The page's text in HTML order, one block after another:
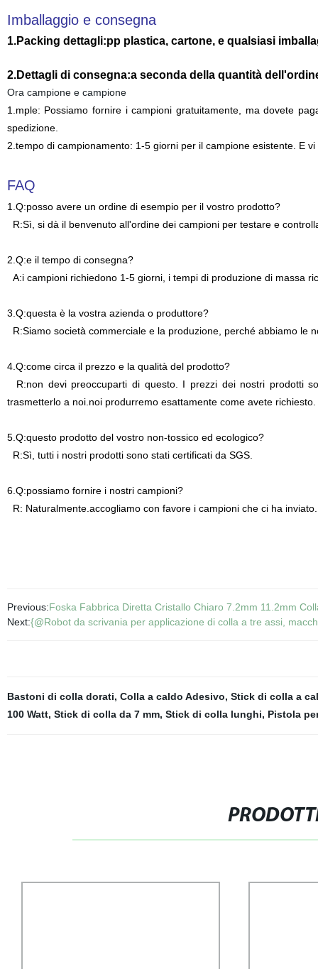
Imballaggio e consegna
1.Packing dettagli:pp plastica, cartone, e qualsiasi
2.Dettagli di consegna:a seconda della quantità
Ora campione e campione
1.mple: Possiamo fornire i campioni gratuitamente, ma dovete
spedizione.
2.tempo di campionamento: 1-5 giorni per il campione esistente. E
FAQ
1.Q:posso avere un ordine di esempio per il vostro prodotto?
R:Sì, si dà il benvenuto all'ordine dei campioni per testare e
2.Q:e il tempo di consegna?
A:i campioni richiedono 1-5 giorni, i tempi di produzione di massa
3.Q:questa è la vostra azienda o produttore?
R:Siamo società commerciale e la produzione, perché abbiamo le
4.Q:come circa il prezzo e la qualità del prodotto?
R:non devi preoccuparti di questo. I prezzi dei nostri prodotti
trasmetterlo a noi.noi produrremo esattamente come avete richiesto.
5.Q:questo prodotto del vostro non-tossico ed ecologico?
R:Sì, tutti i nostri prodotti sono stati certificati da SGS.
6.Q:possiamo fornire i nostri campioni?
R: Naturalmente.accogliamo con favore i campioni che ci ha inviato.
Previous:Foska Fabbrica Diretta Cristallo Chiaro 7.2mm 11.2mm
Next:{@Robot da scrivania per applicazione di colla a tre assi,
Bastoni di colla dorati, Colla a caldo Adesivo, Stick di colla a
100 Watt, Stick di colla da 7 mm, Stick di colla lunghi, Pistola